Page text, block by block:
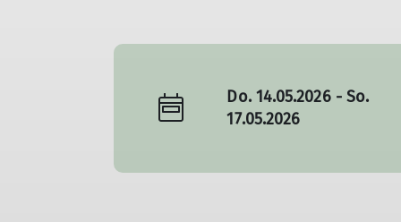
Do. 14.05.2026 - So.
17.05.2026